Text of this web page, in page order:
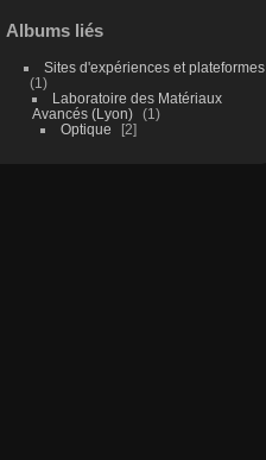
Albums liés
Sites d'expériences et plateformes
1
Laboratoire des Matériaux
Avancés (Lyon)
1
Optique
2